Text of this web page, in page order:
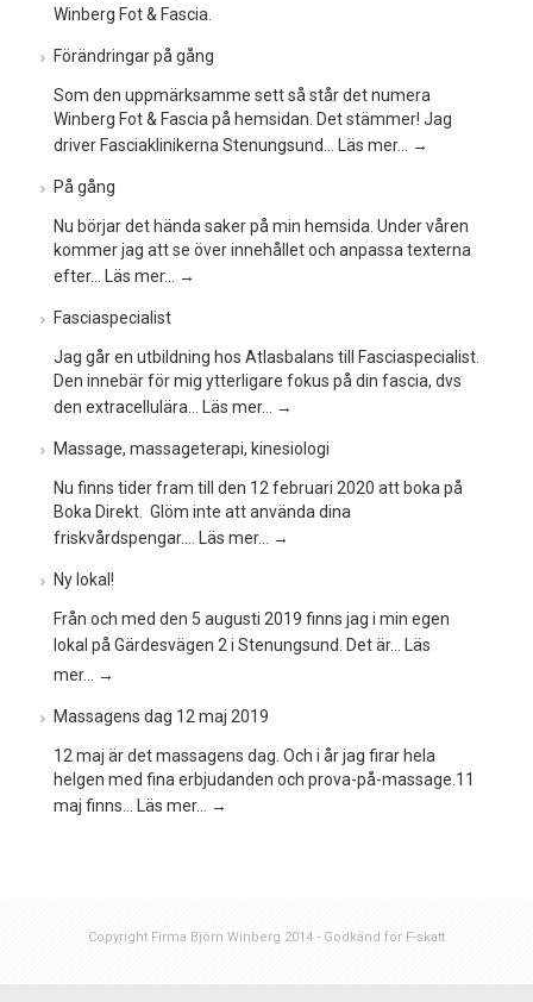
Winberg Fot & Fascia.
Förändringar på gång
Som den uppmärksamme sett så står det numera
Winberg Fot & Fascia på hemsidan. Det stämmer! Jag
driver Fasciaklinikerna Stenungsund… Läs mer… →
På gång
Nu börjar det hända saker på min hemsida. Under våren
kommer jag att se över innehållet och anpassa texterna
efter… Läs mer… →
Fasciaspecialist
Jag går en utbildning hos Atlasbalans till Fasciaspecialist.
Den innebär för mig ytterligare fokus på din fascia, dvs
den extracellulära… Läs mer… →
Massage, massageterapi, kinesiologi
Nu finns tider fram till den 12 februari 2020 att boka på
Boka Direkt. Glöm inte att använda dina
friskvårdspengar.… Läs mer… →
Ny lokal!
Från och med den 5 augusti 2019 finns jag i min egen
lokal på Gärdesvägen 2 i Stenungsund. Det är… Läs
mer… →
Massagens dag 12 maj 2019
12 maj är det massagens dag. Och i år jag firar hela
helgen med fina erbjudanden och prova-på-massage.11
maj finns… Läs mer… →
Copyright Firma Björn Winberg 2014 - Godkänd för F-skatt